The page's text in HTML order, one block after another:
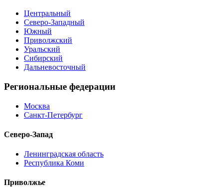
Центральный
Северо-Западный
Южный
Приволжский
Уральский
Сибирский
Дальневосточный
Региональные федерации
Москва
Санкт-Петербург
Северо-Запад
Ленинградская область
Республика Коми
Приволжье